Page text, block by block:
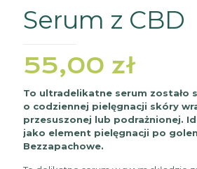
Serum z CBD
55,00 zł
To ultradelikatne serum zostało
o codziennej pielęgnacji skóry
przesuszonej lub podrażnionej.
jako element pielęgnacji po
Bezzapachowe.